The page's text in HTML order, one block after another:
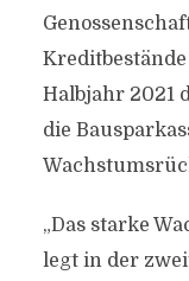
Halbjahr 2021
die
„Das starke
legt in der